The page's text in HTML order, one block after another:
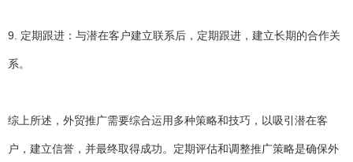
9. 定期跟进：与潜在客户建立联系后，定期跟进，建立长期的合作关
系。
综上所述，外贸推广需要综合运用多种策略和技巧，以吸引潜在客
户，建立信誉，并最终取得成功。定期评估和调整推广策略是确保外